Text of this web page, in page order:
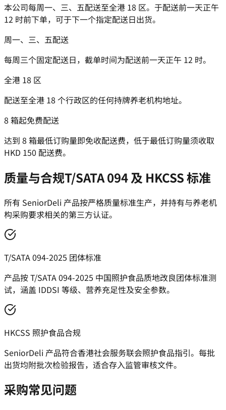
本公司每周一、三、五配送至全港 18 区。于配送前一天正午
12 时前下单，可于下一个指定配送日出货。
周一、三、五配送
每周三个固定配送日，截单时间为配送前一天正午 12 时。
全港 18 区
配送至全港 18 个行政区的任何持牌养老机构地址。
8 箱起免费配送
达到 8 箱最低订购量即免收配送费，低于最低订购量须收取
HKD 150 配送费。
质量与合规T/SATA 094 及 HKCSS 标准
所有 SeniorDeli 产品按严格质量标准生产，并持有与养老机
构采购要求相关的第三方认证。
T/SATA 094-2025 团体标准
产品按 T/SATA 094-2025 中国照护食品质地改良团体标准测
试，涵盖 IDDSI 等级、营养充足性及安全参数。
HKCSS 照护食品合规
SeniorDeli 产品符合香港社会服务联会照护食品指引。每批
出货均附批次检验报告，适合存入监管审核文件。
采购常见问题